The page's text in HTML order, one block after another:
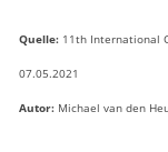
Quelle: 11th International
07.05.2021
Autor: Michael van den